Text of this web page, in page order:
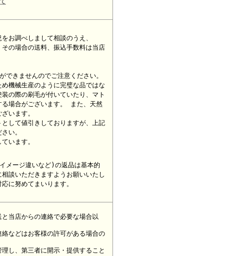
お調べしまして相談のうえ、
の場合の送料、振込手数料は当店
できませんのでご注意ください。
機械生産のように完璧な品ではな
の際の刷毛が付いていたり、マト
る場合がございます。 また、天然
います。
して値引きしておりますが、上記
い。
います。
メージ違いなど)の返品は基本的
談いただきますようお願いいたし
に努めてまいります。
当店からの連絡で必要な場合以
などはお客様の許可がある場合の
し、第三者に開示・提供すること